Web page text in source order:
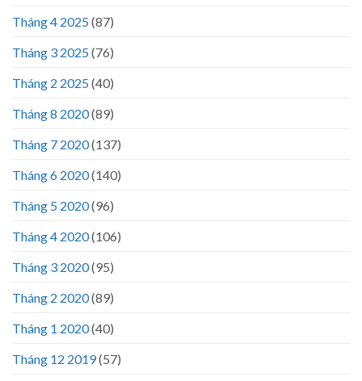
Tháng 4 2025(87)
Tháng 3 2025(76)
Tháng 2 2025(40)
Tháng 8 2020(89)
Tháng 7 2020(137)
Tháng 6 2020(140)
Tháng 5 2020(96)
Tháng 4 2020(106)
Tháng 3 2020(95)
Tháng 2 2020(89)
Tháng 1 2020(40)
Tháng 12 2019(57)